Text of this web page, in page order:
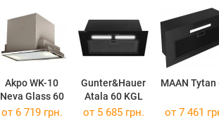
Akpo WK-10
Neva Glass 60
Gunter&Hauer
Atala 60 KGL
MAAN Tytan
от 6 719 грн. от 5 685 грн. от 7 461